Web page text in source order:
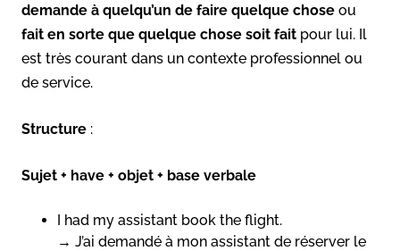
demande à quelqu’un de faire quelque chose ou
fait en sorte que quelque chose soit fait pour lui. Il
est très courant dans un contexte professionnel ou
de service.
Structure :
Sujet + have + objet + base verbale
I had my assistant book the flight.
→ J’ai demandé à mon assistant de réserver le